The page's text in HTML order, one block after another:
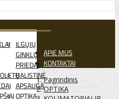
ILGŲJŲ
GINKLŲ
PRIEDAI
BALISTINĖ
APSAUGA
OPTIKA
APIE MUS
KONTAKTAI
Pagrindinis
OPTIKA